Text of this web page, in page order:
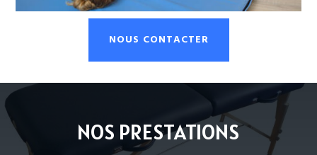
NOUS CONTACTER
NOS PRESTATIONS